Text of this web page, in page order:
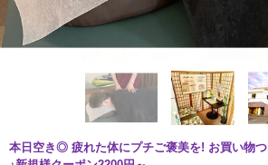
本日空き◎ 疲れた体にプチご褒美を! お買い物